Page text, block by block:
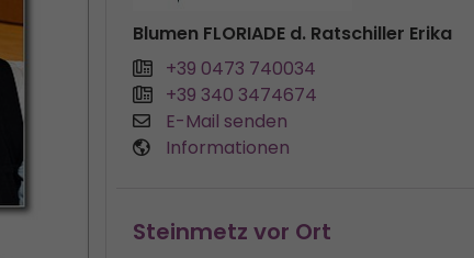
Blumen FLORIADE d. Ratschiller Erika
+39 0473 740034
+39 340 3474674
E-Mail senden
Informationen
Steinmetz vor Ort